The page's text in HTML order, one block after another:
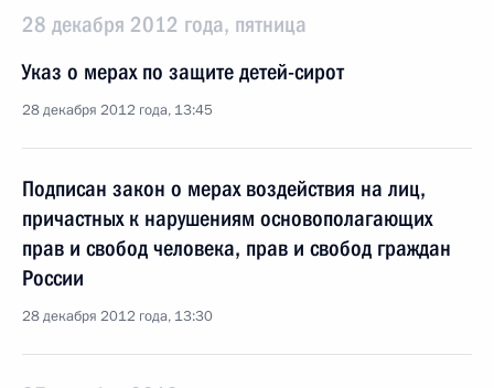
28 декабря 2012 года, пятница
Указ о мерах по защите детей-сирот
28 декабря 2012 года, 13:45
Подписан закон о мерах воздействия на лиц,
причастных к нарушениям основополагающих
прав и свобод человека, прав и свобод граждан
России
28 декабря 2012 года, 13:30